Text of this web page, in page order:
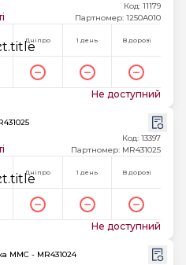
Код: 11179
Партномер: 1250A010
Дніпро 1 день В дорозі
Не доступний
Код: 13397
Партномер: MR431025
Дніпро 1 день В дорозі
Не доступний
MMC - MR431024